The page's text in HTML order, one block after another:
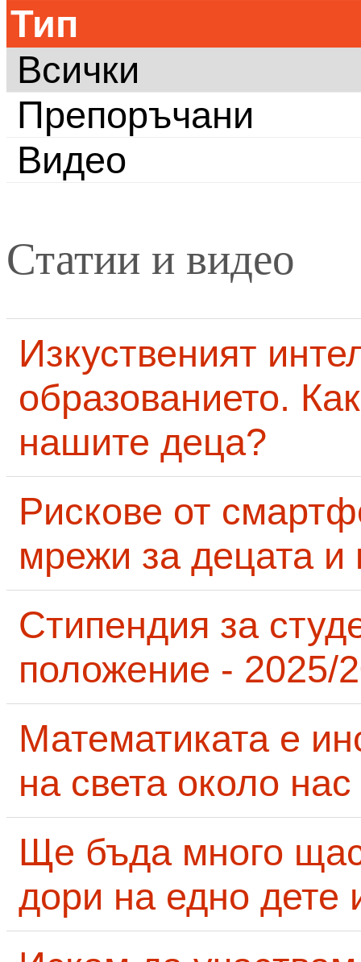
Тип
Всички
Препоръчани
Видео
Статии и видео
Изкуственият
образованието.
нашите деца?
Рискове от
мрежи за децата и
Стипендия за
положение - 2025/
Математиката е
на света около нас
Ще бъда много
дори на едно дете